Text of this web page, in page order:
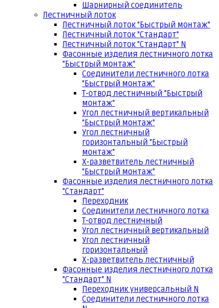
Шарнирный соединитель
Лестничный лоток
Лестничный лоток "Быстрый монтаж"
Лестничный лоток "Стандарт"
Лестничный лоток "Стандарт" N
Фасонные изделия лестничного лотка
"Быстрый монтаж"
Соединители лестничного лотка
"Быстрый монтаж"
Т-отвод лестничный "Быстрый
монтаж"
Угол лестничный вертикальный
"Быстрый монтаж"
Угол лестничный
горизонтальный "Быстрый
монтаж"
Х-разветвитель лестничный
"Быстрый монтаж"
Фасонные изделия лестничного лотка
"Стандарт"
Переходник
Соединители лестничного лотка
Т-отвод лестничный
Угол лестничный вертикальный
Угол лестничный
горизонтальный
Х-разветвитель лестничный
Фасонные изделия лестничного лотка
"Стандарт" N
Переходник универсальный N
Соединители лестничного лотка